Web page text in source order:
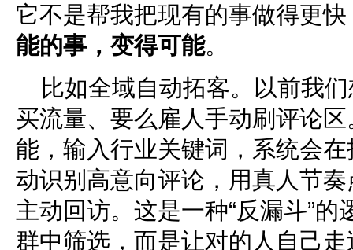
它不是帮我把现有的事做得更
能的事，变得可能。
比如全域自动拓客。以前我
买流量、要么雇人手动刷评论区
能，输入行业关键词，系统会
动识别高意向评论，用真人节
主动回访。这是一种“反漏斗”
群中筛选，而是让对的人自己